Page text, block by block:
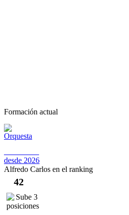
Formación actual
desde 2026
Alfredo Carlos en el ranking
42